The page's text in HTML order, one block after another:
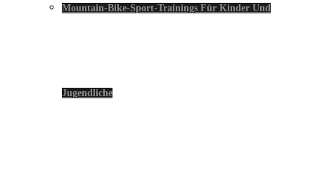
Mountain-Bike-Sport-Trainings Für Kinder Und
Jugendliche